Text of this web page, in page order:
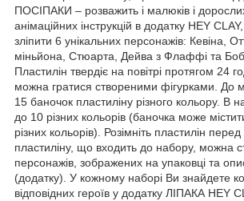
ПОСІПАКИ – розважить і малюків і
анімаційних інструкцій в додатку HEY
зліпити 6 унікальних персонажів: Кевіна,
міньйона, Стюарта, Дейва з Флаффі та
Пластилін твердіє на повітрі протягом 24
можна гратися створеними фігурками. До
15 баночок пластиліну різного кольору. В
до 10 різних кольорів (баночка може
різних кольорів). Розімніть пластилін
пластиліну, що входить до набору, можна
персонажів, зображених на упаковці та
(додатку). У кожному наборі Ви знайдете
відповідних героїв у додатку ЛІПАКА HEY